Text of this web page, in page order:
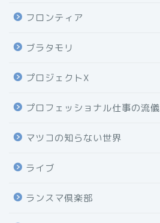
フロンティア
ブラタモリ
プロジェクトX
プロフェッショナル仕事の流儀
マツコの知らない世界
ライブ
ランスマ倶楽部